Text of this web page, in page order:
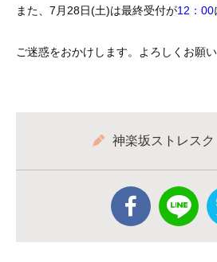
また、7月28日(土)は最終受付が12：00
ご迷惑をおかけします。よろしくお願い
神楽坂ストレスク